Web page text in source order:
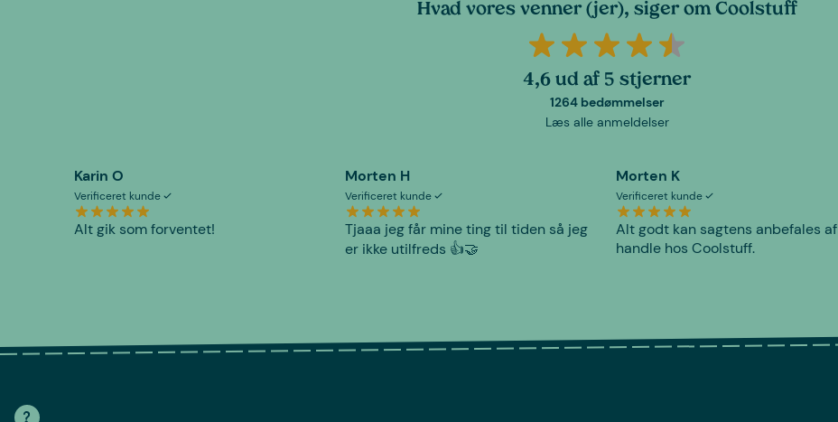
Hvad vores venner (jer), siger om Coolstuff
4,6 ud af 5 stjerner
1264 bedømmelser
Læs alle anmeldelser
Karin O
Verificeret kunde
Alt gik som forventet!
Morten H
Verificeret kunde
Tjaaa jeg får mine ting til tiden så jeg
er ikke utilfreds 👍🤝
Morten K
Verificeret kunde
Alt godt kan sagtens anbefales af
handle hos Coolstuff.